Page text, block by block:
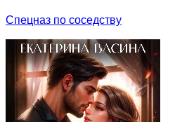
Спецназ по соседству